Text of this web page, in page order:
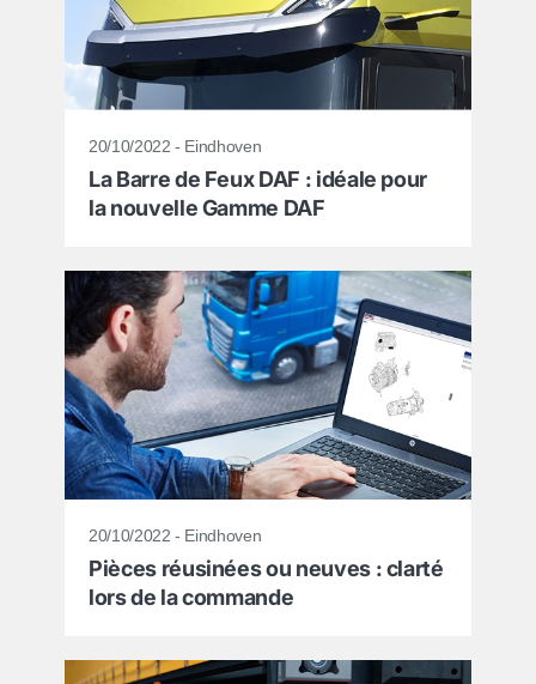
20/10/2022 - Eindhoven
La Barre de Feux DAF : idéale pour
la nouvelle Gamme DAF
20/10/2022 - Eindhoven
Pièces réusinées ou neuves : clarté
lors de la commande